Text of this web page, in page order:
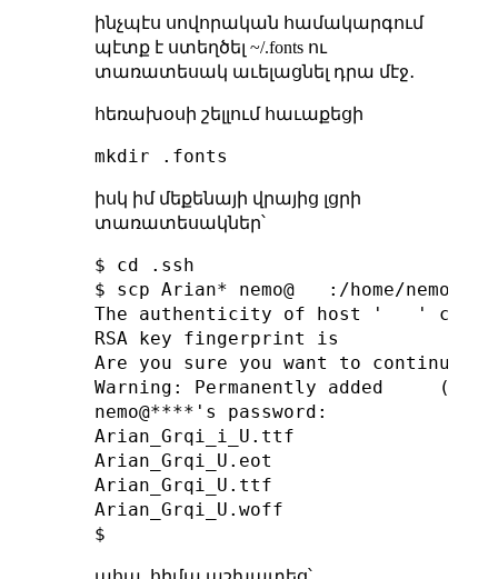
ինչպէս սովորական համակարգում
պէտք է ստեղծել ~/.fonts ու
տառատեսակ աւելացնել դրա մէջ․
հեռախօսի շելլում հաւաքեցի
իսկ իմ մեքենայի վրայից լցրի
տառատեսակներ՝
$ cd .ssh
$ scp Arian* nemo@   :/home/nemo/
The authenticity of host '   ' can't
RSA key fingerprint is
Are you sure you want to continue
Warning: Permanently added
nemo@****'s password:
Arian_Grqi_i_U.ttf
Arian_Grqi_U.eot
Arian_Grqi_U.ttf
Arian_Grqi_U.woff